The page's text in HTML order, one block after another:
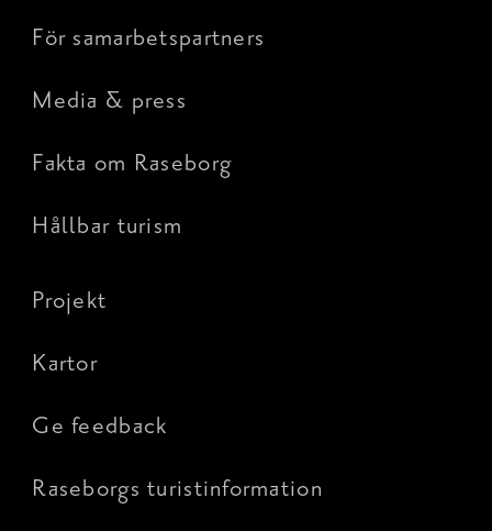
För samarbetspartners
Media & press
Fakta om Raseborg
Hållbar turism
Projekt
Kartor
Ge feedback
Raseborgs turistinformation